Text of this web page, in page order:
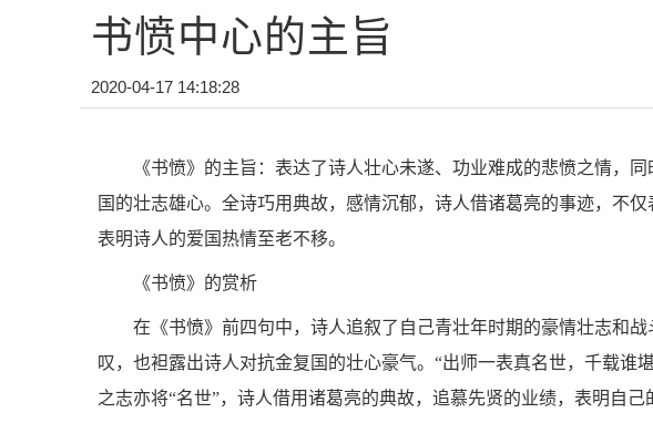
书愤中心的主旨
2020-04-17 14:18:28
《书愤》的主旨：表达了诗人壮心未遂、功业难成的悲愤之情，
国的壮志雄心。全诗巧用典故，感情沉郁，诗人借诸葛亮的事迹，不
表明诗人的爱国热情至老不移。
《书愤》的赏析
在《书愤》前四句中，诗人追叙了自己青壮年时期的豪情壮志和
叹，也袒露出诗人对抗金复国的壮心豪气。“出师一表真名世，千载谁
之志亦将“名世”，诗人借用诸葛亮的典故，追慕先贤的业绩，表明自己